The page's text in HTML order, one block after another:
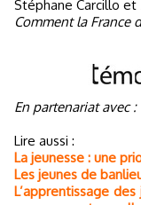
Stéphane Carcillo
Comment la France
En partenariat avec :
Lire aussi :
La jeunesse : une
Les jeunes de
L’apprentissage